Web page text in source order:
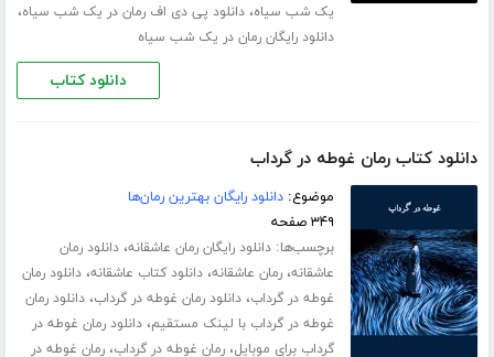
یک شب سیاه،دانلود پی دی اف رمان در یک شب سیاه،
دانلود رایگان رمان در یک شب سیاه
دانلود کتاب
دانلود کتاب رمان غوطه در گرداب
موضوع:دانلود رایگان بهترین رمان‌ها
۳۴۹ صفحه
برچسب‌ها:دانلود رایگان رمان عاشقانه،دانلود رمان
عاشقانه،رمان عاشقانه،دانلود کتاب عاشقانه،دانلود رمان
غوطه در گرداب،دانلود رمان غوطه در گرداب،دانلود رمان
غوطه در گرداب با لینک مستقیم،دانلود رمان غوطه در
گرداب برای موبایل،رمان غوطه در گرداب،رمان غوطه در